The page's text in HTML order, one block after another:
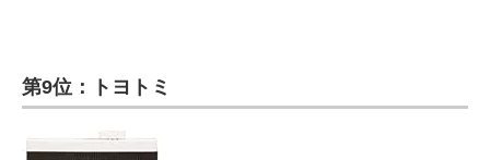
第9位：トヨトミ